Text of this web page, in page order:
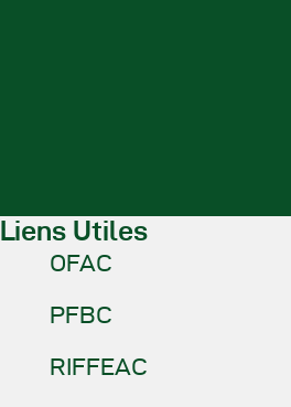
Liens Utiles
OFAC
PFBC
RIFFEAC